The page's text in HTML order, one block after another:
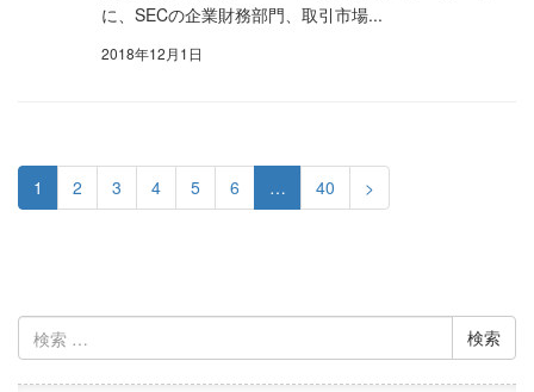
に、SECの企業財務部門、取引市場...
2018年12月1日
1 2 3 4 5 6 … 40 >
索: